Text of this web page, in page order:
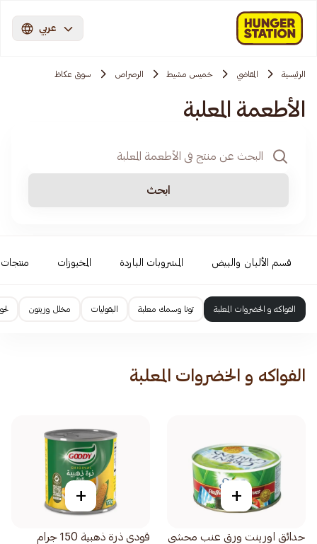
عربي
الرئيسية المقاضي خميس مشيط الرصراص سوق عكاظ
الأطعمة المعلبة
ابحث
قسم الألبان والبيض المشروبات الباردة المخبوزات منتجات
الفواكه و الخضروات المعلبة تونا وسمك معلبة البقوليات مخلل وزيتون
الفواكه و الخضروات المعلبة
+
حدائق اورينت ورق عنب محشي
+
قودي ذرة ذهبية 150 جرام